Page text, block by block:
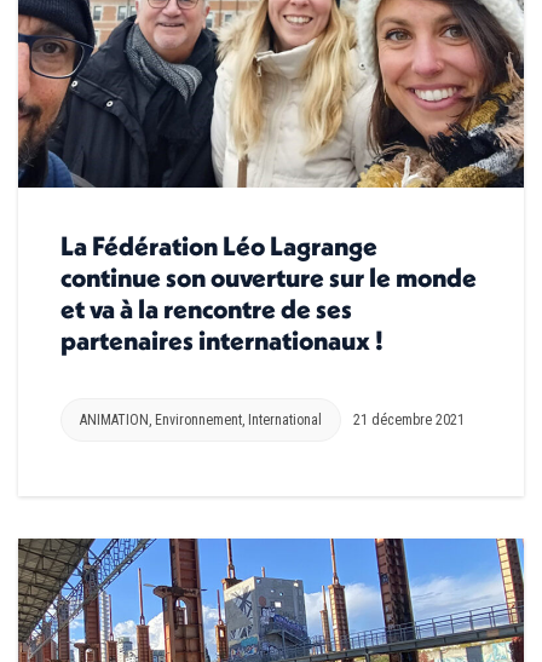
La Fédération Léo Lagrange
continue son ouverture sur le monde
et va à la rencontre de ses
partenaires internationaux !
ANIMATION , Environnement, International 21 décembre 2021